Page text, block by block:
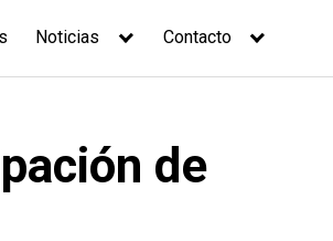
Noticias Contacto
de